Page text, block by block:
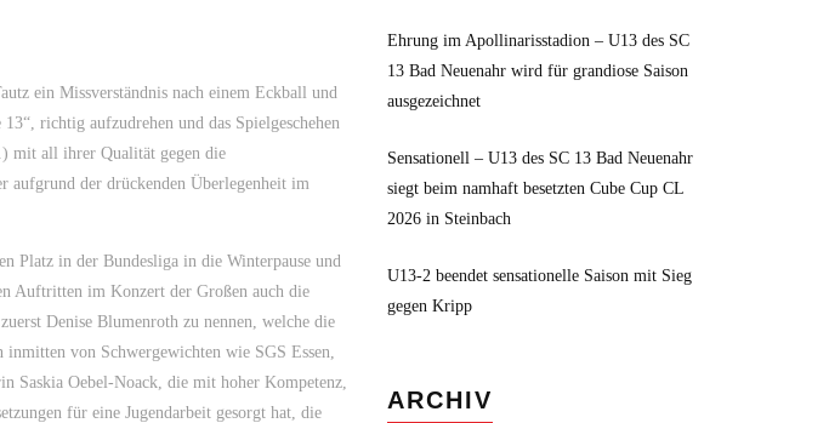
ein Missverständnis nach einem Eckball und
richtig aufzudrehen und das Spielgeschehen
mit all ihrer Qualität gegen die
aufgrund der drückenden Überlegenheit im
Platz in der Bundesliga in die Winterpause und
Auftritten im Konzert der Großen auch die
Denise Blumenroth zu nennen, welche die
inmitten von Schwergewichten wie SGS Essen,
Saskia Oebel-Noack, die mit hoher Kompetenz,
für eine Jugendarbeit gesorgt hat, die
Ehrung im Apollinarisstadion – U13 des SC
13 Bad Neuenahr wird für grandiose Saison
ausgezeichnet
Sensationell – U13 des SC 13 Bad Neuenahr
siegt beim namhaft besetzten Cube Cup CL
2026 in Steinbach
U13-2 beendet sensationelle Saison mit Sieg
gegen Kripp
ARCHIV